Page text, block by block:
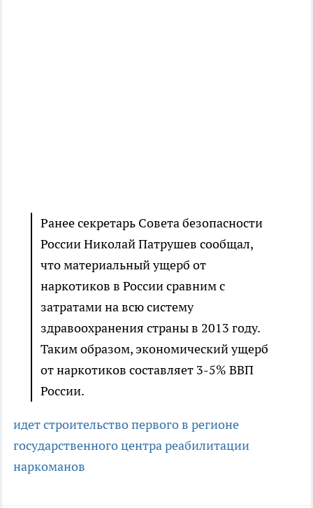
Ранее секретарь Совета безопасности
России Николай Патрушев сообщал,
что материальный ущерб от
наркотиков в России сравним с
затратами на всю систему
здравоохранения страны в 2013 году.
Таким образом, экономический ущерб
от наркотиков составляет 3-5% ВВП
России.
идет строительство первого в регионе
государственного центра реабилитации
наркоманов